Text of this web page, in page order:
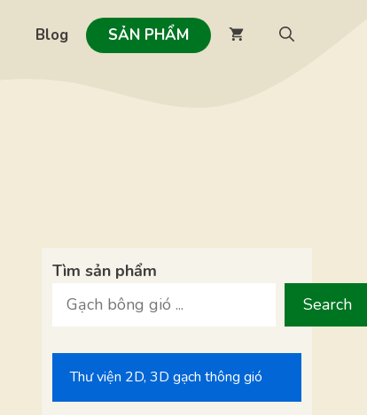
Blog SẢN PHẨM
Tìm sản phẩm
Search
Thư viện 2D, 3D gạch thông gió